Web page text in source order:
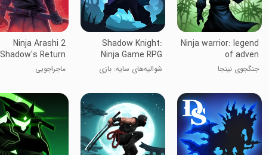
Ninja warrior: legend
of adven
جنگجوی نینجا
Shadow Knight:
Ninja Game RPG
شوالیه‌های سایه: بازی
Ninja Arashi 2
Shadow's Return
ماجراجویی